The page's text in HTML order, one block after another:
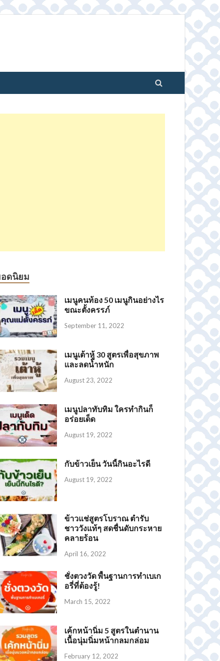
ดนิยม
เมนูคนท้อง 50 เมนูกินอย่างไร
ขณะตั้งครรภ์
September 11, 2022
เมนูเต้าหู้ 30 สูตรเพื่อสุขภาพ
และลดน้ำหนัก
August 23, 2022
เมนูปลาทับทิม ใครทำกินก็
อร่อยเด็ด
August 19, 2022
กับข้าวเย็น วันนี้กินอะไรดี
August 19, 2022
ข้าวแช่สูตรโบราณ ตำรับ
ชาววังแท้ๆ สดชื่นดับกระหาย
คลายร้อน
April 16, 2022
ชั่งตวงวัด พื้นฐานการทำเบเก
อรี่ที่ต้องรู้!
March 15, 2022
เค้กหน้านิ่ม 5 สูตรในตำนาน
เนื้อนุ่มนิ่มหน้ากลมกล่อม
February 12, 2022